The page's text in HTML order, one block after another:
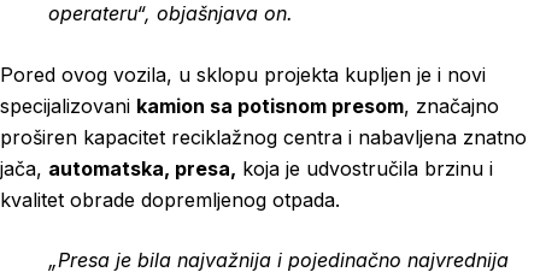
operateru“, objašnjava on.
Pored ovog vozila, u sklopu projekta kupljen je i novi
specijalizovani kamion sa potisnom presom, značajno
proširen kapacitet reciklažnog centra i nabavljena znatno
jača, automatska, presa, koja je udvostručila brzinu i
kvalitet obrade dopremljenog otpada.
„Presa je bila najvažnija i pojedinačno najvrednija